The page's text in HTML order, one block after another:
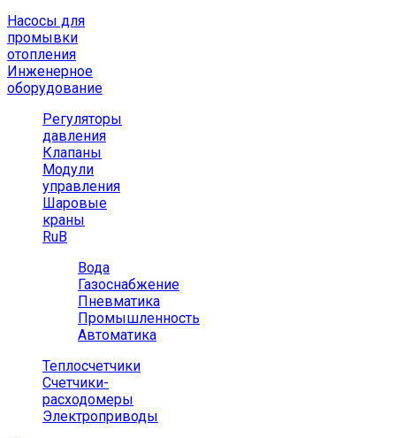
Насосы для
промывки
отопления
Инженерное
оборудование
Регуляторы
давления
Клапаны
Модули
управления
Шаровые
краны
RuB
Вода
Газоснабжение
Пневматика
Промышленность
Автоматика
Теплосчетчики
Счетчики-
расходомеры
Электроприводы